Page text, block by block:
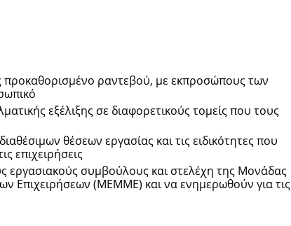
προκαθορισμένο ραντεβού, με εκπροσώπους των
εξέλιξης σε διαφορετικούς τομείς που τους
θέσεων εργασίας και τις ειδικότητες που
επιχειρήσεις
εργασιακούς συμβούλους και στελέχη της Μονάδας
Επιχειρήσεων (ΜΕΜΜΕ) και να ενημερωθούν για τις